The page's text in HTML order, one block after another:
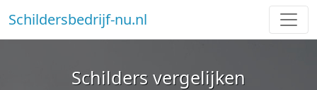
Schildersbedrijf-nu.nl
Schilders vergelijken